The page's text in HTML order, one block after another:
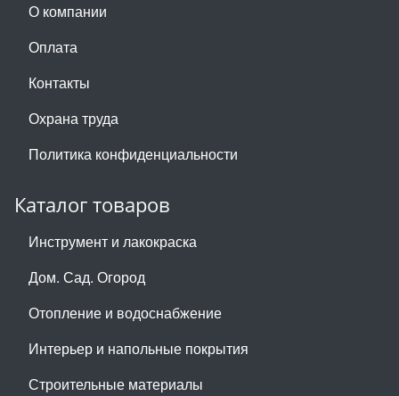
О компании
Оплата
Контакты
Охрана труда
Политика конфиденциальности
Каталог товаров
Инструмент и лакокраска
Дом. Сад. Огород
Отопление и водоснабжение
Интерьер и напольные покрытия
Строительные материалы